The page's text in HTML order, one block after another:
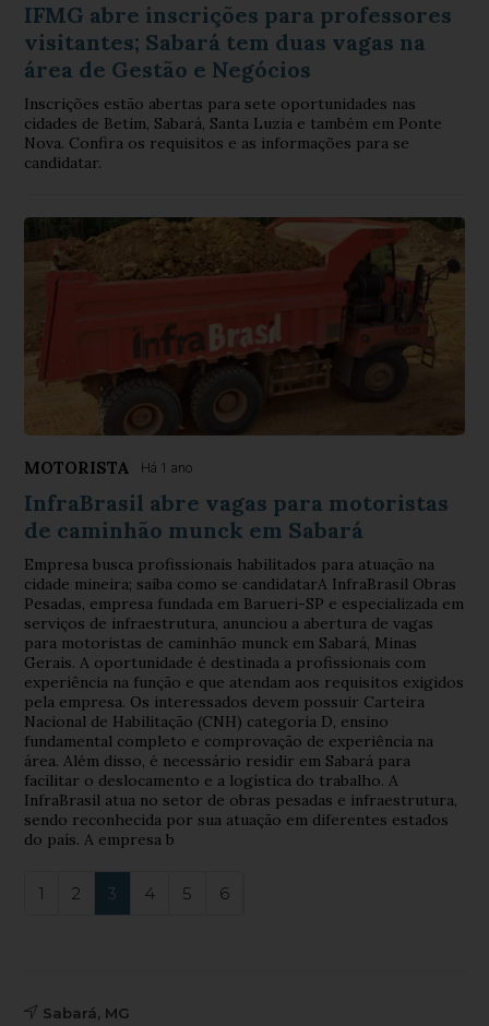
IFMG abre inscrições para professores
visitantes; Sabará tem duas vagas na
área de Gestão e Negócios
Inscrições estão abertas para sete oportunidades nas
cidades de Betim, Sabará, Santa Luzia e também em Ponte
Nova. Confira os requisitos e as informações para se
candidatar.
MOTORISTA Há 1 ano
InfraBrasil abre vagas para motoristas
de caminhão munck em Sabará
Empresa busca profissionais habilitados para atuação na
cidade mineira; saiba como se candidatarA InfraBrasil Obras
Pesadas, empresa fundada em Barueri-SP e especializada em
serviços de infraestrutura, anunciou a abertura de vagas
para motoristas de caminhão munck em Sabará, Minas
Gerais. A oportunidade é destinada a profissionais com
experiência na função e que atendam aos requisitos exigidos
pela empresa. Os interessados devem possuir Carteira
Nacional de Habilitação (CNH) categoria D, ensino
fundamental completo e comprovação de experiência na
área. Além disso, é necessário residir em Sabará para
facilitar o deslocamento e a logística do trabalho. A
InfraBrasil atua no setor de obras pesadas e infraestrutura,
sendo reconhecida por sua atuação em diferentes estados
do país. A empresa b
1 2 3 4 5 6
Sabará, MG